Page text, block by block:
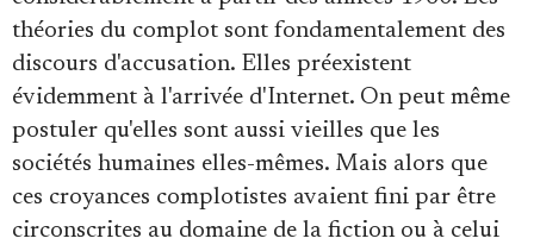
théories du complot sont fondamentalement des
discours d'accusation. Elles préexistent
évidemment à l'arrivée d'Internet. On peut même
postuler qu'elles sont aussi vieilles que les
sociétés humaines elles-mêmes. Mais alors que
ces croyances complotistes avaient fini par être
circonscrites au domaine de la fiction ou à celui